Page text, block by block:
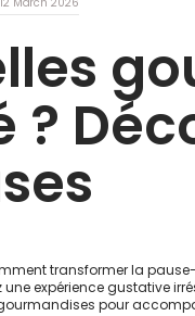
?
transformer la
expérience gustative
pour